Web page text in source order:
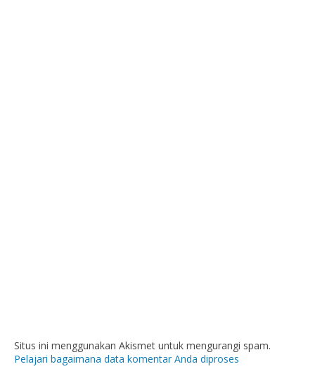
Situs ini menggunakan Akismet untuk mengurangi spam.
Pelajari bagaimana data komentar Anda diproses